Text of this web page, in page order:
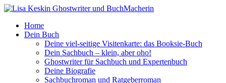
Home
Dein Buch
Deine viel-seitige Visitenkarte: das Booksie-Buch
Dein Sachbuch – klein, aber oho!
Ghostwriter für Sachbuch und Expertenbuch
Deine Biografie
Sachbuchroman und Ratgeberroman